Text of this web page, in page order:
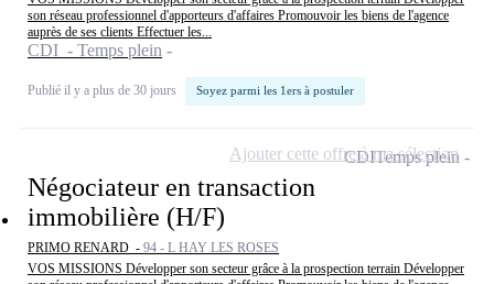
son réseau professionnel d'apporteurs d'affaires Promouvoir les biens de l'agence
auprès de ses clients Effectuer les...
CDI - Temps plein
Publié il y a plus de 30 jours Soyez parmi les 1ers à postuler
Négociateur en transaction
immobilière (H/F)
PRIMO RENARD - 94 - L HAY LES ROSES
VOS MISSIONS Développer son secteur grâce à la prospection terrain Développer
CDITemps plein
Ajouter cette offre à ma sélection